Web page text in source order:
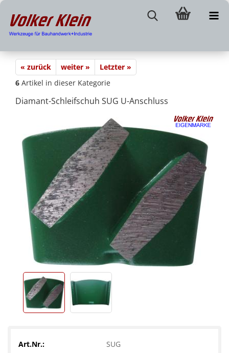
« zurück weiter »
Letzter »
6 Artikel in dieser Kategorie
Diamant-Schleifschuh SUG U-Anschluss
Art.Nr.:
SUG